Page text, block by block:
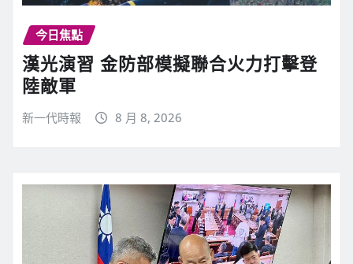
今日焦點
漢光演習 金防部模擬聯合火力打擊登
陸敵軍
新一代時報 8 月 8, 2026